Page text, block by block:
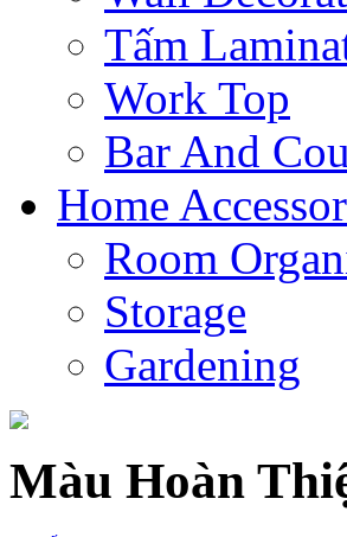
Tấm
Work Top
Bar And
Home
Room
Storage
Gardening
Màu Hoàn